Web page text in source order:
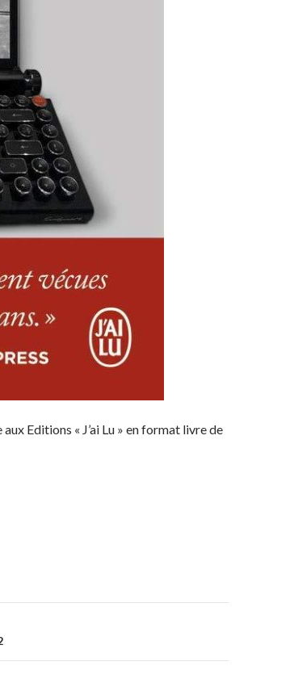
aux Editions « J’ai Lu » en format livre de